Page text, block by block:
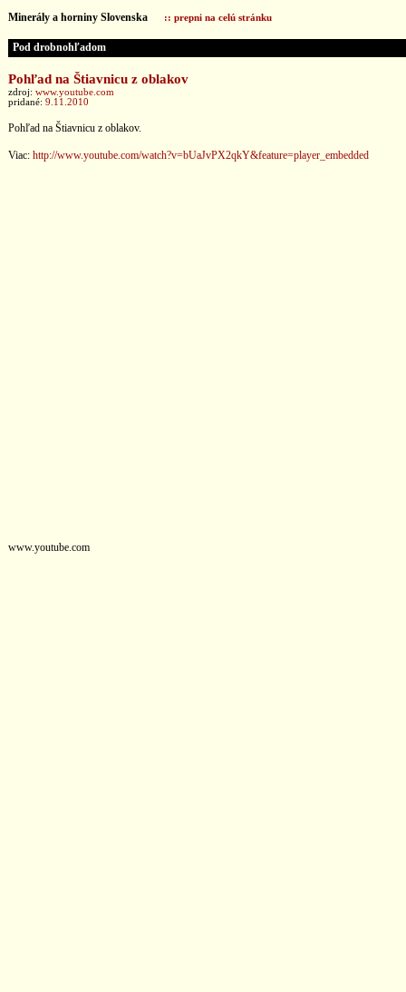
Minerály a horniny Slovenska :: prepni na celú stránku
Pod drobnohľadom
Pohľad na Štiavnicu z oblakov
zdroj: www.youtube.com
pridané: 9.11.2010
Pohľad na Štiavnicu z oblakov.
Viac: http://www.youtube.com/watch?v=bUaJvPX2qkY&feature=player_embedded
www.youtube.com